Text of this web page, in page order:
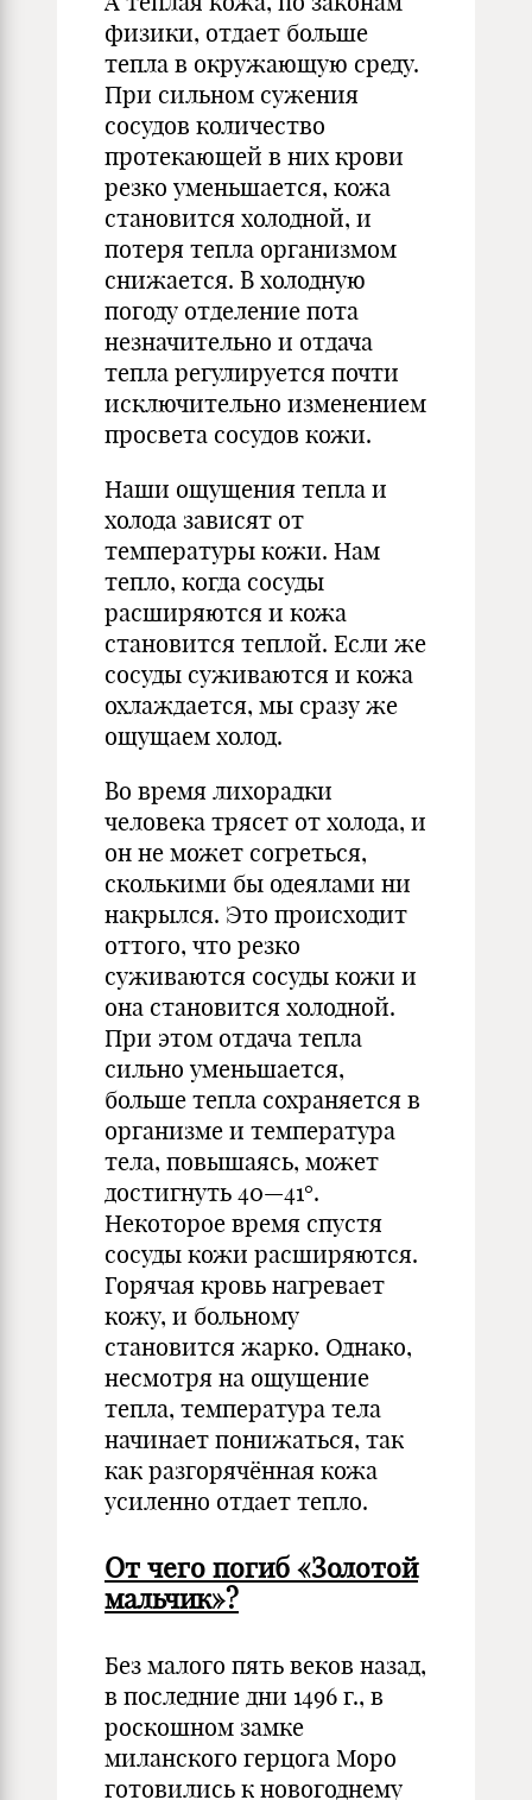
физики, отдает больше
тепла в окружающую среду.
При сильном сужения
сосудов количество
протекающей в них крови
резко уменьшается, кожа
становится холодной, и
потеря тепла организмом
снижается. В холодную
погоду отделение пота
незначительно и отдача
тепла регулируется почти
исключительно изменением
просвета сосудов кожи.
Наши ощущения тепла и
холода зависят от
температуры кожи. Нам
тепло, когда сосуды
расширяются и кожа
становится теплой. Если же
сосуды суживаются и кожа
охлаждается, мы сразу же
ощущаем холод.
Во время лихорадки
человека трясет от холода, и
он не может согреться,
сколькими бы одеялами ни
накрылся. Это происходит
оттого, что резко
суживаются сосуды кожи и
она становится холодной.
При этом отдача тепла
сильно уменьшается,
больше тепла сохраняется в
организме и температура
тела, повышаясь, может
достигнуть 40—41°.
Некоторое время спустя
сосуды кожи расширяются.
Горячая кровь нагревает
кожу, и больному
становится жарко. Однако,
несмотря на ощущение
тепла, температура тела
начинает понижаться, так
как разгорячённая кожа
усиленно отдает тепло.
От чего погиб «Золотой
мальчик»?
Без малого пять веков назад,
в последние дни 1496 г., в
роскошном замке
миланского герцога Моро
готовились к новогоднему